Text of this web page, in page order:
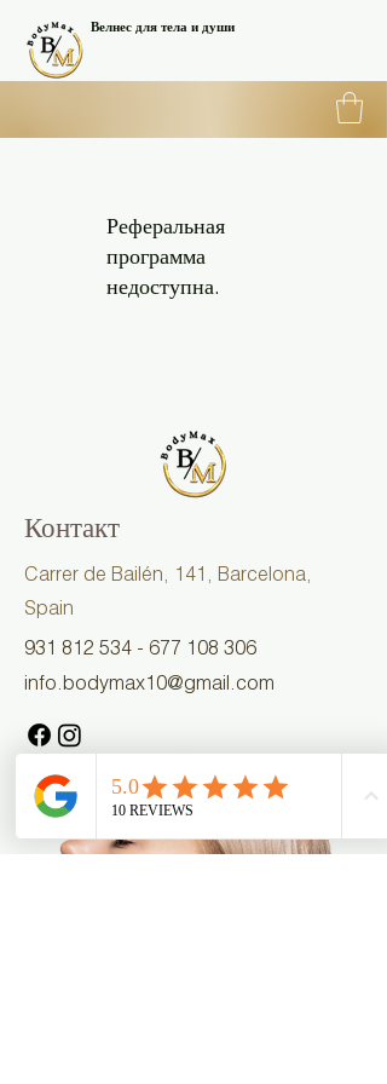
Велнес для тела и души
Реферальная
программа
недоступна.
Контакт
Carrer de Bailén, 141, Barcelona,
Spain
931 812 534 - 677 108 306
info.bodymax10@gmail.com